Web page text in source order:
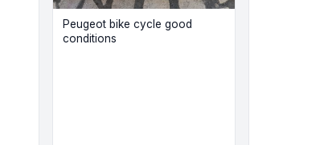
Peugeot bike cycle good
conditions